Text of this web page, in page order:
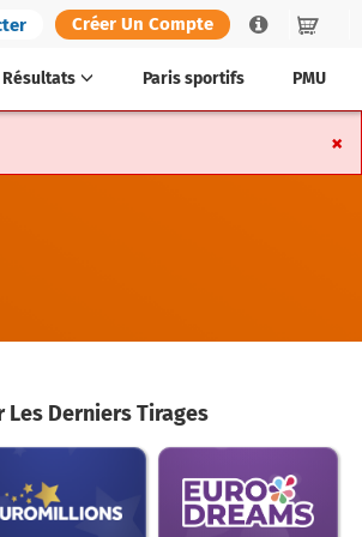
Créer Un Compte Help
Résultats Paris sportifs PMU
×
Les Derniers Tirages
Past
winning
numbers
Past
winning
numbers